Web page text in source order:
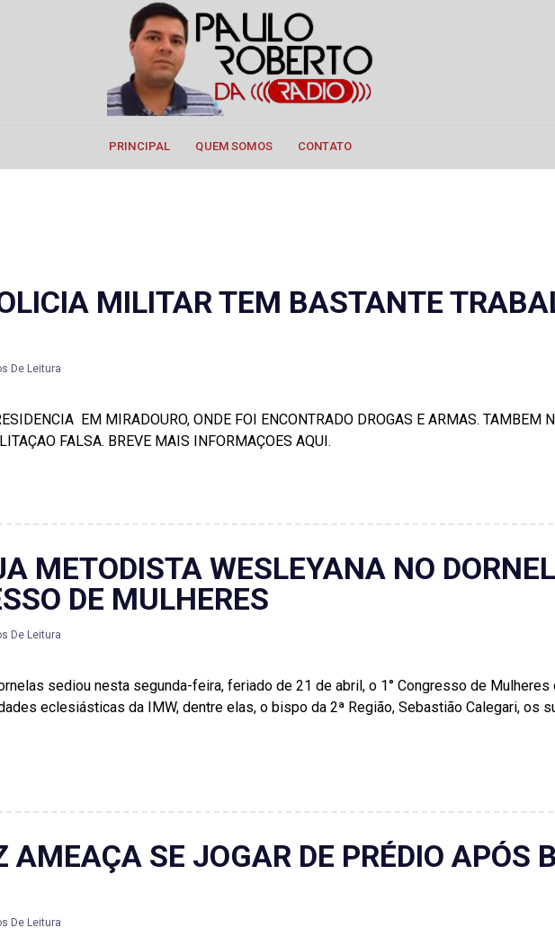
PRINCIPAL QUEM SOMOS CONTATO
MILITAR TEM BASTANTE
De Leitura
EM MIRADOURO, ONDE FOI ENCONTRADO DROGAS E ARMAS. TAMBEM
FALSA. BREVE MAIS INFORMAÇOES AQUI.
METODISTA WESLEYANA NO
DE MULHERES
De Leitura
sediou nesta segunda-feira, feriado de 21 de abril, o 1° Congresso de Mulheres
eclesiásticas da IMW, dentre elas, o bispo da 2ª Região, Sebastião Calegari, os
AMEAÇA SE JOGAR DE PRÉDIO APÓS
De Leitura